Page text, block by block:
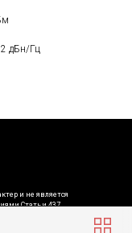
дБн/Гц
и не является
Статьи 437
быть изменены